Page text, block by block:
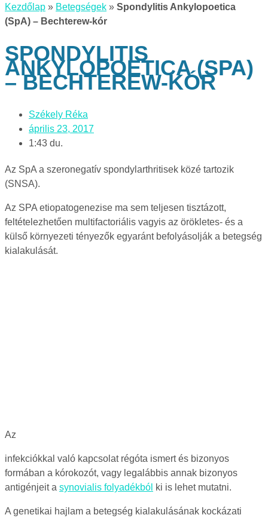
Kezdőlap » Betegségek » Spondylitis Ankylopoetica
(SpA) – Bechterew-kór
SPONDYLITIS
ANKYLOPOETICA (SPA)
– BECHTEREW-KÓR
Székely Réka
április 23, 2017
1:43 du.
Az SpA a szeronegatív spondylarthritisek közé tartozik
(SNSA).
Az SPA etiopatogenezise ma sem teljesen tisztázott,
feltételezhetően multifactoriális vagyis az örökletes- és a
külső környezeti tényezők egyaránt befolyásolják a betegség
kialakulását.
Az
infekciókkal való kapcsolat régóta ismert és bizonyos
formában a kórokozót, vagy legalábbis annak bizonyos
antigénjeit a synovialis folyadékból ki is lehet mutatni.
A genetikai hajlam a betegség kialakulásának kockázati